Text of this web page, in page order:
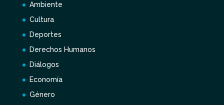
Ambiente
Cultura
Deportes
Derechos Humanos
Diálogos
Economía
Género